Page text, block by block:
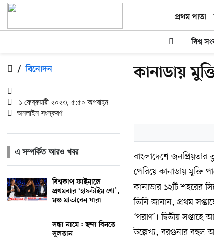
প্রথম পাতা
বিশ্ব
/ বিনোদন
১ ফেব্রুয়ারী ২০২৩, ৫:৫০ অপরাহ্ন
অনলাইন সংস্করণ
এ সম্পর্কিত আরও খবর
বিশ্বকাপ ফাইনালে
প্রথমবার ‘হাফটাইম শো’,
মঞ্চ মাতাবেন যারা
সন্ধা নামে : ছন্দা বিনতে
সুলতান
কানাডায়
বাংলাদেশে জনপ্রিয়তার
পেরিয়ে কানাডায় মুক্তি
কানাডার ১২টি শহরের
তিনি জানান, প্রথম
‘পরাণ’। দ্বিতীয়
উল্লেখ্য, বরগুনার বহুল